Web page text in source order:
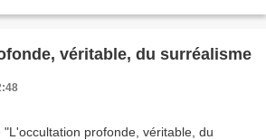
véritable, du surréalisme